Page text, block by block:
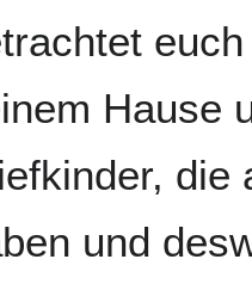
Hause
die
und